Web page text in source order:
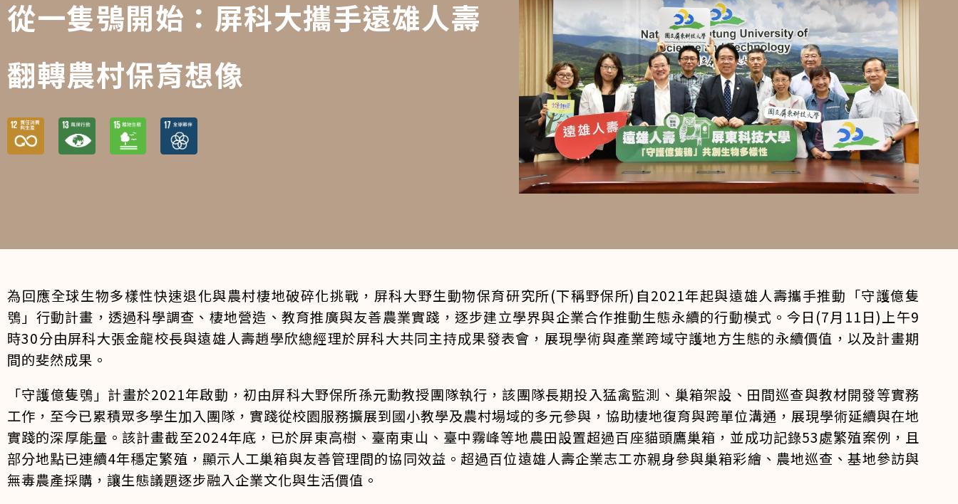
從一隻鴞開始：屏科大攜手遠雄人壽
翻轉農村保育想像
為回應全球生物多樣性快速退化與農村棲地破碎化挑戰，屏科大野生動物保育研究所(下稱野保所)自2021年起與遠雄人壽攜手推動「守護億隻
鴞」行動計畫，透過科學調查、棲地營造、教育推廣與友善農業實踐，逐步建立學界與企業合作推動生態永續的行動模式。今日(7月11日)上午9
時30分由屏科大張金龍校長與遠雄人壽趙學欣總經理於屏科大共同主持成果發表會，展現學術與產業跨域守護地方生態的永續價值，以及計畫期
間的斐然成果。
「守護億隻鴞」計畫於2021年啟動，初由屏科大野保所孫元勳教授團隊執行，該團隊長期投入猛禽監測、巢箱架設、田間巡查與教材開發等實務
工作，至今已累積眾多學生加入團隊，實踐從校園服務擴展到國小教學及農村場域的多元參與，協助棲地復育與跨單位溝通，展現學術延續與在地
實踐的深厚能量。該計畫截至2024年底，已於屏東高樹、臺南東山、臺中霧峰等地農田設置超過百座貓頭鷹巢箱，並成功記錄53處繁殖案例，且
部分地點已連續4年穩定繁殖，顯示人工巢箱與友善管理間的協同效益。超過百位遠雄人壽企業志工亦親身參與巢箱彩繪、農地巡查、基地參訪與
無毒農產採購，讓生態議題逐步融入企業文化與生活價值。